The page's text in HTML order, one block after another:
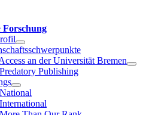
Forschung
an der Universität Bremen
Predatory Publishing
National
International